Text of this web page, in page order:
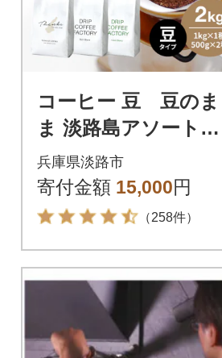
コーヒー 豆 豆のま
ま 淡路島アソートセ
ット 3種 2kg(500g×計
4袋) at14503
兵庫県淡路市
寄付金額 15,000円
（258件）